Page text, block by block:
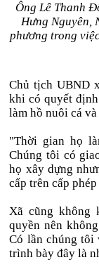
Ông Lê Thanh
Hưng Nguyên,
phương trong
Chủ tịch UBND
khi có quyết
làm hồ nuôi cá
"Thời gian họ
Chúng tôi có
họ xây dựng
cấp trên cấp
Xã cũng không
quyền nên
Có lần chúng tôi
trình bày đây là